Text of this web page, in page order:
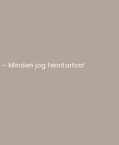
Minden jog fenntartva!